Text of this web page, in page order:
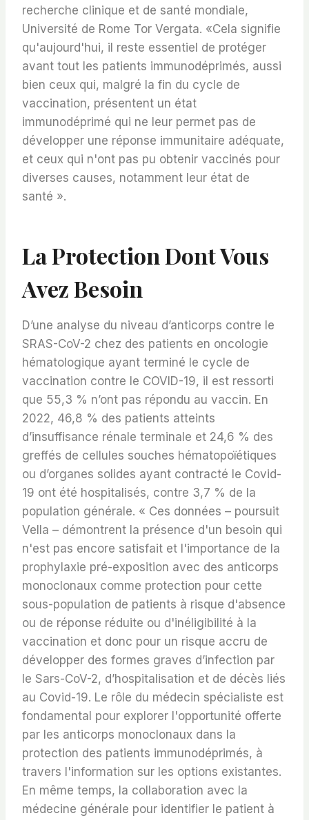
recherche clinique et de santé mondiale,
Université de Rome Tor Vergata. «Cela signifie
qu'aujourd'hui, il reste essentiel de protéger
avant tout les patients immunodéprimés, aussi
bien ceux qui, malgré la fin du cycle de
vaccination, présentent un état
immunodéprimé qui ne leur permet pas de
développer une réponse immunitaire adéquate,
et ceux qui n'ont pas pu obtenir vaccinés pour
diverses causes, notamment leur état de
santé ».
La Protection Dont Vous
Avez Besoin
D’une analyse du niveau d’anticorps contre le
SRAS-CoV-2 chez des patients en oncologie
hématologique ayant terminé le cycle de
vaccination contre le COVID-19, il est ressorti
que 55,3 % n’ont pas répondu au vaccin. En
2022, 46,8 % des patients atteints
d’insuffisance rénale terminale et 24,6 % des
greffés de cellules souches hématopoïétiques
ou d’organes solides ayant contracté le Covid-
19 ont été hospitalisés, contre 3,7 % de la
population générale. « Ces données – poursuit
Vella – démontrent la présence d'un besoin qui
n'est pas encore satisfait et l'importance de la
prophylaxie pré-exposition avec des anticorps
monoclonaux comme protection pour cette
sous-population de patients à risque d'absence
ou de réponse réduite ou d'inéligibilité à la
vaccination et donc pour un risque accru de
développer des formes graves d’infection par
le Sars-CoV-2, d’hospitalisation et de décès liés
au Covid-19. Le rôle du médecin spécialiste est
fondamental pour explorer l'opportunité offerte
par les anticorps monoclonaux dans la
protection des patients immunodéprimés, à
travers l'information sur les options existantes.
En même temps, la collaboration avec la
médecine générale pour identifier le patient à